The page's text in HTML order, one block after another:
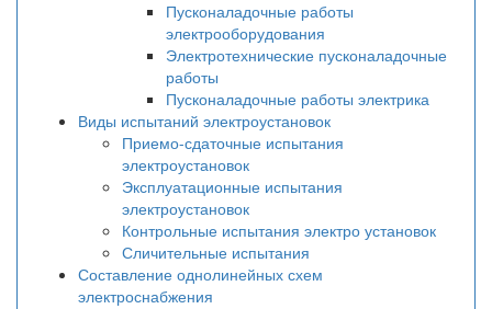
Пусконаладочные работы
электрооборудования
Электротехнические пусконаладочные
работы
Пусконаладочные работы электрика
Виды испытаний электроустановок
Приемо-сдаточные испытания
электроустановок
Эксплуатационные испытания
электроустановок
Контрольные испытания электро установок
Сличительные испытания
Составление однолинейных схем
электроснабжения